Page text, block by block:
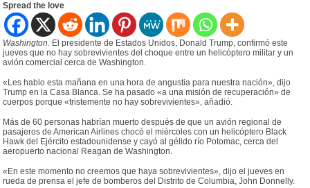
Spread the love
Washington. El presidente de Estados Unidos, Donald Trump, confirmó este
jueves que no hay sobrevivientes del choque entre un helicóptero militar y un
avión comercial cerca de Washington.
«Les hablo esta mañana en una hora de angustia para nuestra nación», dijo
Trump en la Casa Blanca. Se ha pasado «a una misión de recuperación» de
cuerpos porque «tristemente no hay sobrevivientes», añadió.
Más de 60 personas habrían muerto después de que un avión regional de
pasajeros de American Airlines chocó el miércoles con un helicóptero Black
Hawk del Ejército estadounidense y cayó al gélido río Potomac, cerca del
aeropuerto nacional Reagan de Washington.
«En este momento no creemos que haya sobrevivientes», dijo el jueves en
rueda de prensa el jefe de bomberos del Distrito de Columbia, John Donnelly.